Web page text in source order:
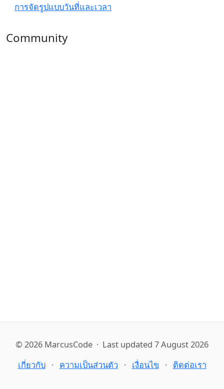
การจัดรูปแบบวันที่และเวลา
Community
© 2026 MarcusCode · Last updated 7 August 2026
เกี่ยวกับ
ความเป็นส่วนตัว เงื่อนไข ติดต่อเรา